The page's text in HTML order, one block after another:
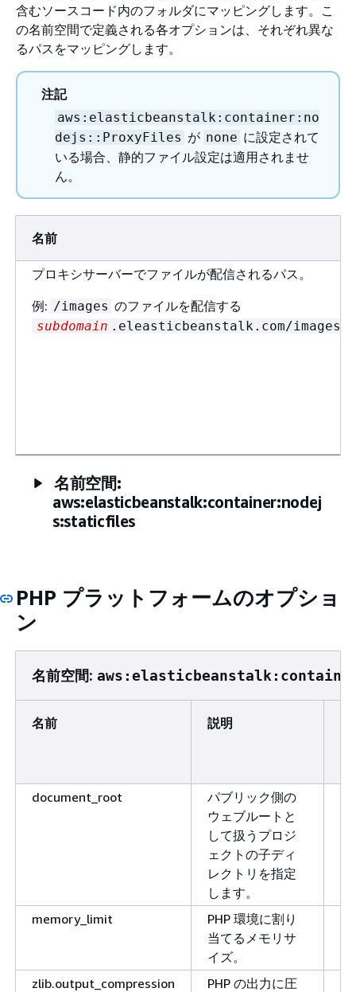
含むソースコード内のフォルダにマッピングします。こ
の名前空間で定義される各オプションは、それぞれ異な
るパスをマッピングします。
注記
aws:elasticbeanstalk:container:no
dejs::ProxyFiles が none に設定されて
いる場合、静的ファイル設定は適用されませ
ん。
名前
プロキシサーバーでファイルが配信されるパス。
例: /images のファイルを配信する
subdomain .eleasticbeanstalk.com/images
名前空間:
aws:elasticbeanstalk:container:nodej
s:staticfiles
PHP プラットフォームのオプショ
ン
名前空間:
名前 説明
document_root
パブリック側の
ウェブルートと
して扱うプロジ
ェクトの子ディ
レクトリを指定
します。
memory_limit
PHP 環境に割り
当てるメモリサ
イズ。
zlib.output_compression
PHP の出力に圧